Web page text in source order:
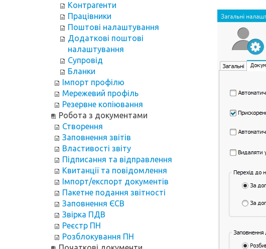
Контрагенти
Працівники
Поштові налаштування
Додаткові поштові
налаштування
Супровід
Бланки
Імпорт профілю
Мережевий профіль
Резервне копіювання
Робота з документами
Створення
Заповнення звітів
Властивості звіту
Підписання та відправлення
Квитанції та повідомлення
Імпорт/експорт документів
Пакетне подання звітності
Заповнення ЄСВ
Звірка ПДВ
Реєстр ПН
Розблокування ПН